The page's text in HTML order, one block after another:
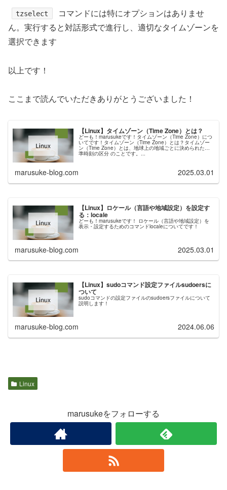
tzselect
コマンドには特にオプションはありませ
ん。実行すると対話形式で進行し、適切なタイムゾーンを
選択できます
以上です！
ここまで読んでいただきありがとうございました！
【Linux】タイムゾーン（Time Zone）とは？
どーも！marusukeです！タイムゾーン（Time Zone）につ
いてです！タイムゾーン（Time Zone）とは？タイムゾー
ン（Time Zone）とは、地球上の地域ごとに決められた標
準時刻の区分 のことです。...
marusuke-blog.com 2025.03.01
【Linux】ロケール（言語や地域設定）を設定す
る：locale
どーも！marusukeです！ ロケール（言語や地域設定）を
表示・設定するためのコマンドlocaleについてです！
marusuke-blog.com 2025.03.01
【Linux】sudoコマンド設定ファイルsudoersに
ついて
sudoコマンドの設定ファイルのsudoersファイルについて
説明します！
marusuke-blog.com 2024.06.06
Linux
marusukeをフォローする